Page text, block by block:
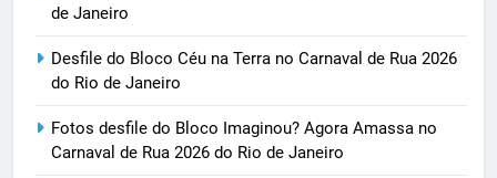
de Janeiro
Desfile do Bloco Céu na Terra no Carnaval de Rua 2026
do Rio de Janeiro
Fotos desfile do Bloco Imaginou? Agora Amassa no
Carnaval de Rua 2026 do Rio de Janeiro